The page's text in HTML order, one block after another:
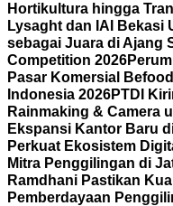
Hortikultura hingga
Lysaght dan IAI Bekasi
sebagai Juara di Ajang
Competition 2026
Pasar Komersial
Indonesia 2026PTDI
Rainmaking & Camera
Ekspansi Kantor Baru
Perkuat Ekosistem
Mitra Penggilingan di
Ramdhani Pastikan
Pemberdayaan